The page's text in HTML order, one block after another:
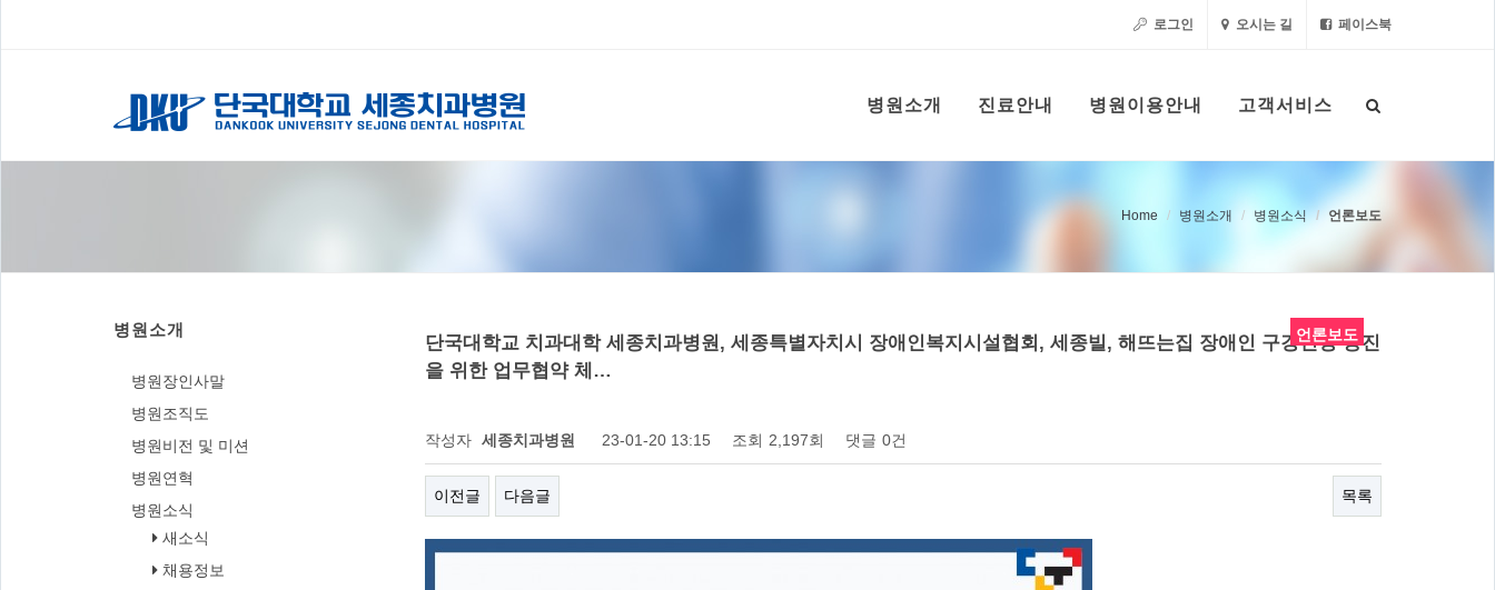
로그인 오시는 길 페이스북
병원소개 진료안내 병원이용안내 고객서비스
Home 병원소개 병원소식 언론보도
언론보도
단국대학교 치과대학 세종치과병원, 세종특별자치시 장애인복지시설협회, 세종빌, 해뜨는집 장애인 구강건강 증진
을 위한 업무협약 체…
작성자 세종치과병원 23-01-20 13:15 조회 2,197회 댓글 0건
이전글 다음글 목록
병원소개
병원장인사말
병원조직도
병원비전 및 미션
병원연혁
병원소식
새소식
채용정보